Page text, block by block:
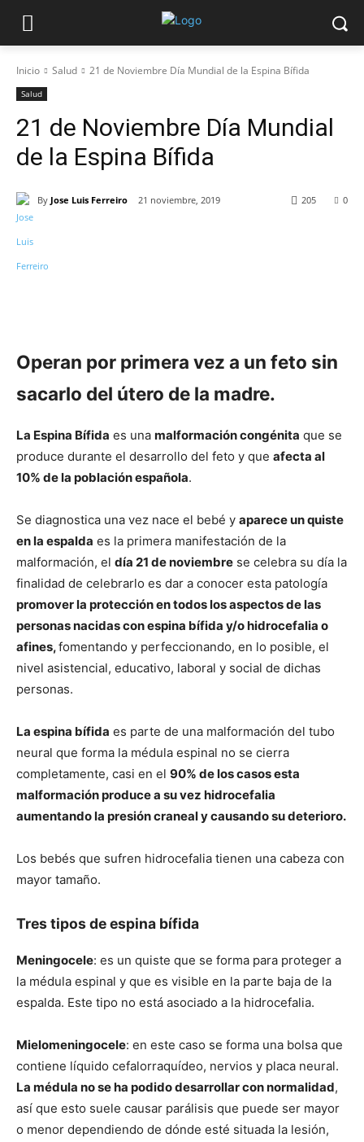
Inicio Salud 21 de Noviembre Día Mundial de la Espina Bífida
Salud
21 de Noviembre Día Mundial
de la Espina Bífida
By Jose Luis Ferreiro 21 noviembre, 2019 0
205
Operan por primera vez a un feto sin
sacarlo del útero de la madre.
La Espina Bífida es una malformación congénita que se
produce durante el desarrollo del feto y que afecta al
10% de la población española.
Se diagnostica una vez nace el bebé y aparece un quiste
en la espalda es la primera manifestación de la
malformación, el día 21 de noviembre se celebra su día la
finalidad de celebrarlo es dar a conocer esta patología
promover la protección en todos los aspectos de las
personas nacidas con espina bífida y/o hidrocefalia o
afines,fomentando y perfeccionando, en lo posible, el
nivel asistencial, educativo, laboral y social de dichas
personas.
La espina bífida es parte de una malformación del tubo
neural que forma la médula espinal no se cierra
completamente, casi en el 90% de los casos esta
malformación produce a su vez hidrocefalia
aumentando la presión craneal y causando su deterioro.
Los bebés que sufren hidrocefalia tienen una cabeza con
mayor tamaño.
Tres tipos de espina bífida
Meningocele: es un quiste que se forma para proteger a
la médula espinal y que es visible en la parte baja de la
espalda. Este tipo no está asociado a la hidrocefalia.
Mielomeningocele: en este caso se forma una bolsa que
contiene líquido cefalorraquídeo, nervios y placa neural.
La médula no se ha podido desarrollar con normalidad,
así que esto suele causar parálisis que puede ser mayor
o menor dependiendo de dónde esté situada la lesión,